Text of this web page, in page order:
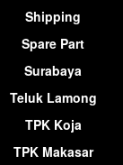
Shipping
Spare Part
Surabaya
Teluk Lamong
TPK Koja
TPK Makasar